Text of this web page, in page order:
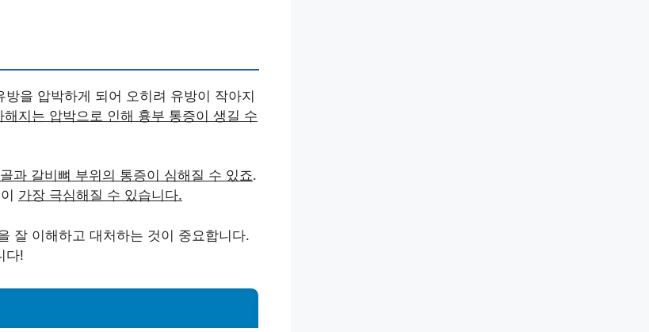
을 압박하게 되어 오히려 유방이 작아지
지는 압박으로 인해 흉부 통증이 생길 수
과 갈비뼈 부위의 통증이 심해질 수 있죠.
가장 극심해질 수 있습니다.
잘 이해하고 대처하는 것이 중요합니다.
다!